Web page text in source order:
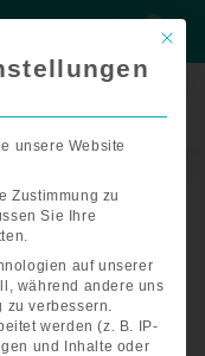
A09
A09
sortiert:
aufsteigend
Mit
unsere Website
Zustimmung zu
Sie Ihre
auf unserer
während andere uns
zu verbessern.
werden (z. B. IP-
und Inhalte oder